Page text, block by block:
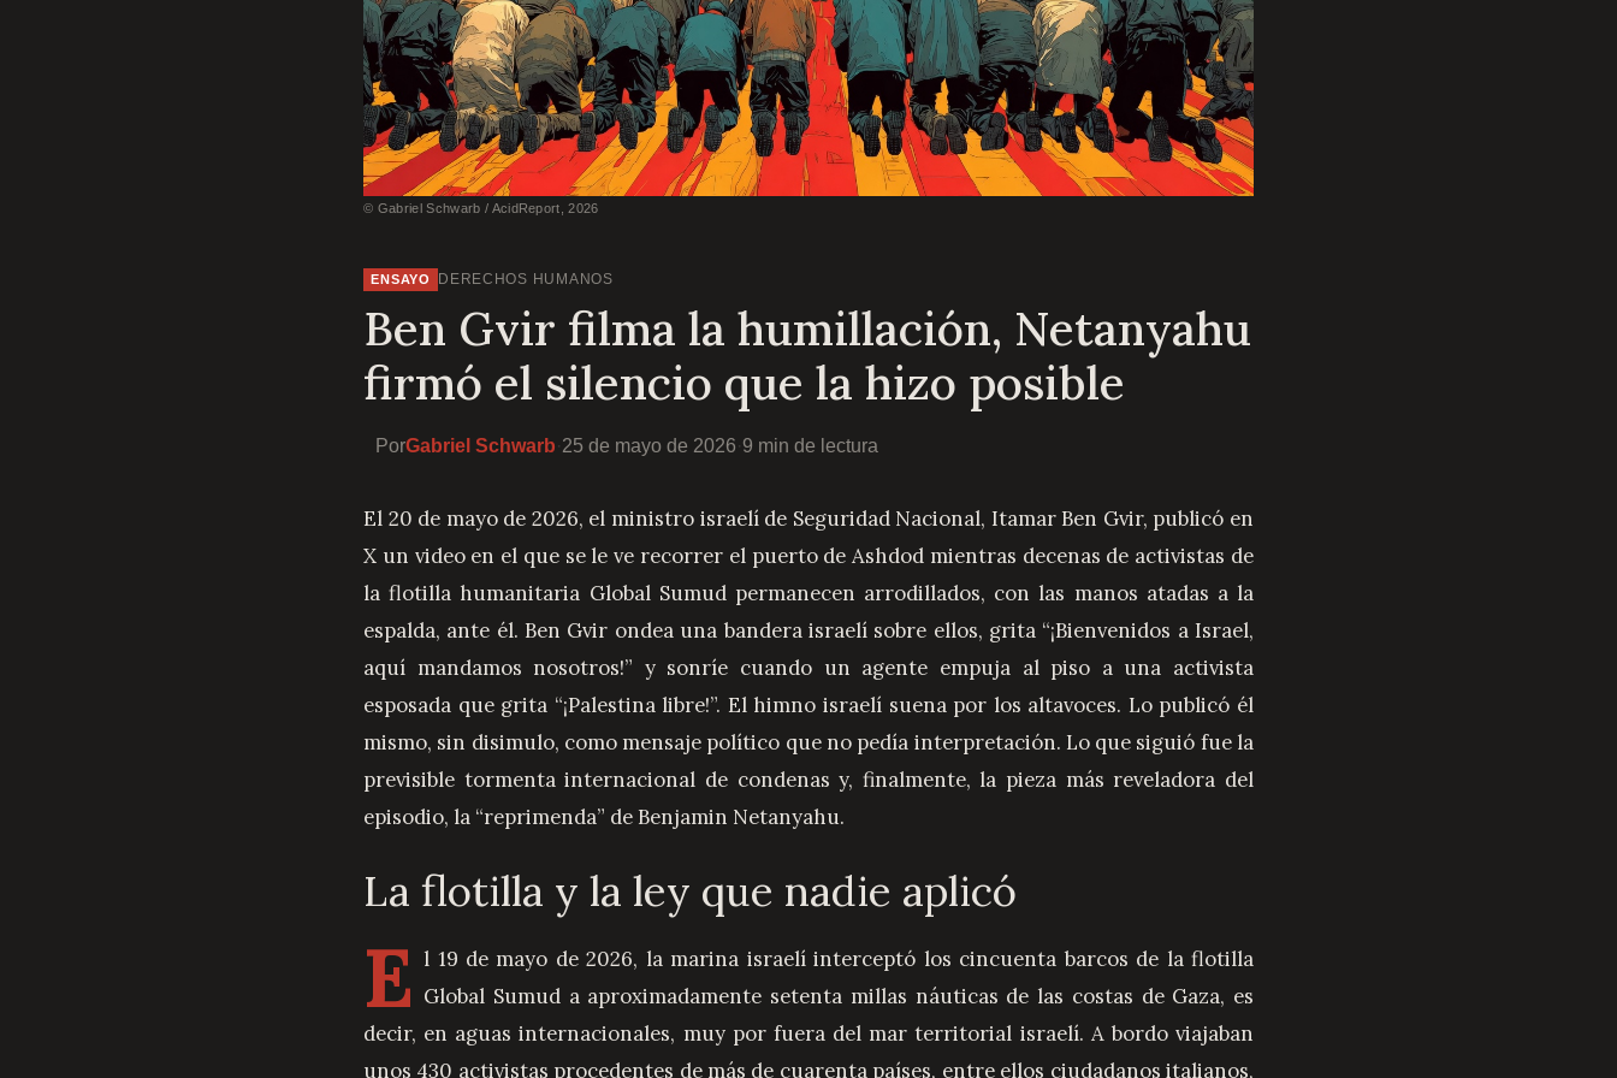
© Gabriel Schwarb / AcidReport, 2026
ENSAYO DERECHOS HUMANOS
Ben Gvir filma la humillación, Netanyahu
firmó el silencio que la hizo posible
PorGabriel Schwarb·25 de mayo de 2026·9 min de lectura
El 20 de mayo de 2026, el ministro israelí de Seguridad Nacional, Itamar Ben Gvir, publicó en
X un video en el que se le ve recorrer el puerto de Ashdod mientras decenas de activistas de
la flotilla humanitaria Global Sumud permanecen arrodillados, con las manos atadas a la
espalda, ante él. Ben Gvir ondea una bandera israelí sobre ellos, grita “¡Bienvenidos a Israel,
aquí mandamos nosotros!” y sonríe cuando un agente empuja al piso a una activista
esposada que grita “¡Palestina libre!”. El himno israelí suena por los altavoces. Lo publicó él
mismo, sin disimulo, como mensaje político que no pedía interpretación. Lo que siguió fue la
previsible tormenta internacional de condenas y, finalmente, la pieza más reveladora del
episodio, la “reprimenda” de Benjamin Netanyahu.
La flotilla y la ley que nadie aplicó
E l 19 de mayo de 2026, la marina israelí interceptó los cincuenta barcos de la flotilla
Global Sumud a aproximadamente setenta millas náuticas de las costas de Gaza, es
decir, en aguas internacionales, muy por fuera del mar territorial israelí. A bordo viajaban
unos 430 activistas procedentes de más de cuarenta países, entre ellos ciudadanos italianos,